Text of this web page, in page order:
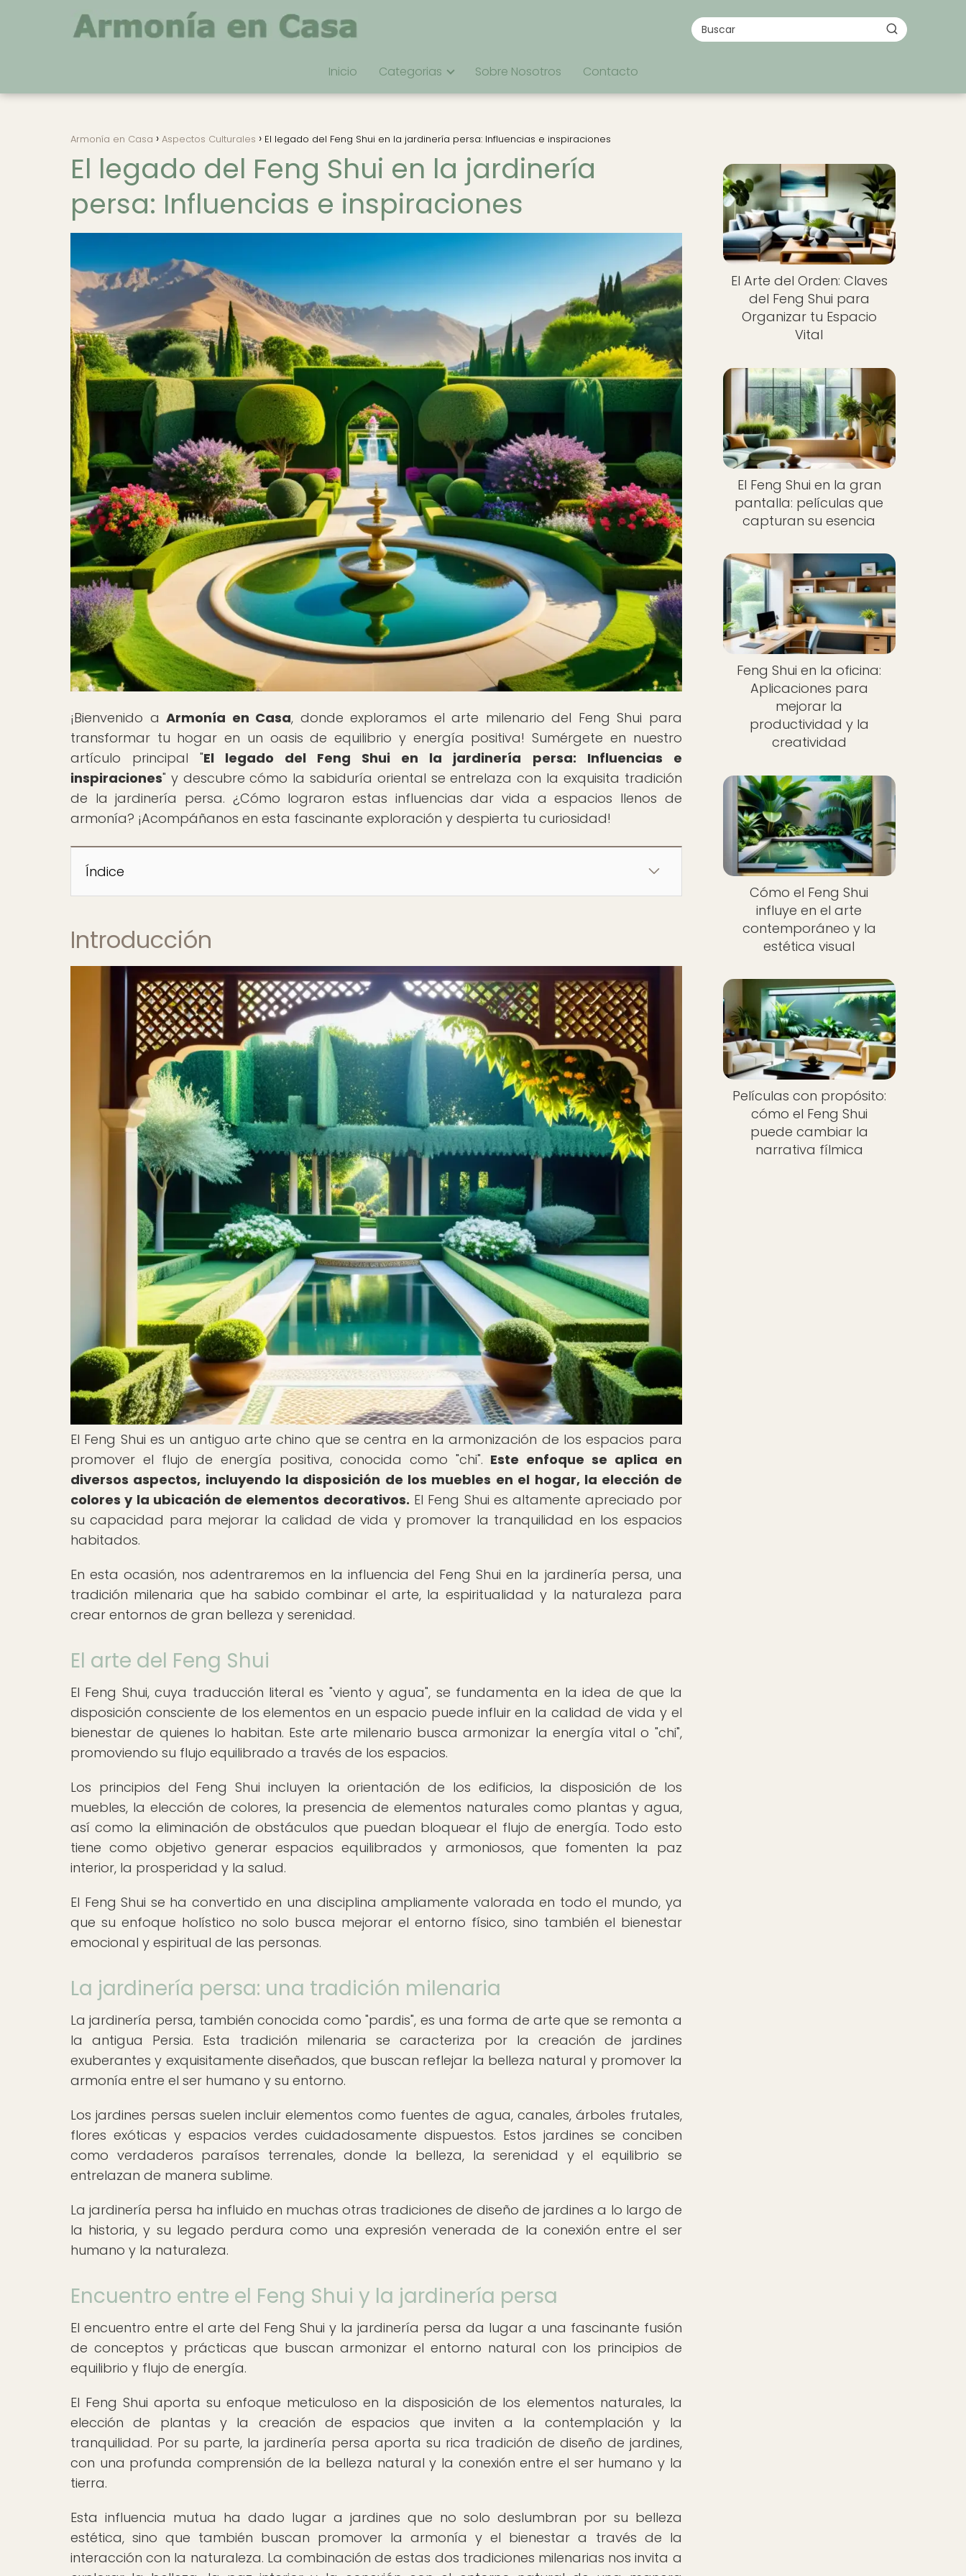
Inicio Categorias Sobre Nosotros Contacto
Armonía en Casa Aspectos Culturales El legado del Feng Shui en la jardinería persa: Influencias e inspiraciones
El legado del Feng Shui en la jardinería
persa: Influencias e inspiraciones
¡Bienvenido aArmonía en Casa, donde exploramos el arte milenario del Feng Shui para
transformar tu hogar en un oasis de equilibrio y energía positiva! Sumérgete en nuestro
artículo principal "El legado del Feng Shui en la jardinería persa: Influencias e
inspiraciones" y descubre cómo la sabiduría oriental se entrelaza con la exquisita tradición
de la jardinería persa. ¿Cómo lograron estas influencias dar vida a espacios llenos de
armonía? ¡Acompáñanos en esta fascinante exploración y despierta tu curiosidad!
Índice
Introducción
El Feng Shui es un antiguo arte chino que se centra en la armonización de los espacios para
promover el flujo de energía positiva, conocida como "chi". Este enfoque se aplica en
diversos aspectos, incluyendo la disposición de los muebles en el hogar, la elección de
colores y la ubicación de elementos decorativos. El Feng Shui es altamente apreciado por
su capacidad para mejorar la calidad de vida y promover la tranquilidad en los espacios
habitados.
En esta ocasión, nos adentraremos en la influencia del Feng Shui en la jardinería persa, una
tradición milenaria que ha sabido combinar el arte, la espiritualidad y la naturaleza para
crear entornos de gran belleza y serenidad.
El arte del Feng Shui
El Feng Shui, cuya traducción literal es "viento y agua", se fundamenta en la idea de que la
disposición consciente de los elementos en un espacio puede influir en la calidad de vida y el
bienestar de quienes lo habitan. Este arte milenario busca armonizar la energía vital o "chi",
promoviendo su flujo equilibrado a través de los espacios.
Los principios del Feng Shui incluyen la orientación de los edificios, la disposición de los
muebles, la elección de colores, la presencia de elementos naturales como plantas y agua,
así como la eliminación de obstáculos que puedan bloquear el flujo de energía. Todo esto
tiene como objetivo generar espacios equilibrados y armoniosos, que fomenten la paz
interior, la prosperidad y la salud.
El Feng Shui se ha convertido en una disciplina ampliamente valorada en todo el mundo, ya
que su enfoque holístico no solo busca mejorar el entorno físico, sino también el bienestar
emocional y espiritual de las personas.
La jardinería persa: una tradición milenaria
La jardinería persa, también conocida como "pardis", es una forma de arte que se remonta a
la antigua Persia. Esta tradición milenaria se caracteriza por la creación de jardines
exuberantes y exquisitamente diseñados, que buscan reflejar la belleza natural y promover la
armonía entre el ser humano y su entorno.
Los jardines persas suelen incluir elementos como fuentes de agua, canales, árboles frutales,
flores exóticas y espacios verdes cuidadosamente dispuestos. Estos jardines se conciben
como verdaderos paraísos terrenales, donde la belleza, la serenidad y el equilibrio se
entrelazan de manera sublime.
La jardinería persa ha influido en muchas otras tradiciones de diseño de jardines a lo largo de
la historia, y su legado perdura como una expresión venerada de la conexión entre el ser
humano y la naturaleza.
Encuentro entre el Feng Shui y la jardinería persa
El encuentro entre el arte del Feng Shui y la jardinería persa da lugar a una fascinante fusión
de conceptos y prácticas que buscan armonizar el entorno natural con los principios de
equilibrio y flujo de energía.
El Feng Shui aporta su enfoque meticuloso en la disposición de los elementos naturales, la
elección de plantas y la creación de espacios que inviten a la contemplación y la
tranquilidad. Por su parte, la jardinería persa aporta su rica tradición de diseño de jardines,
con una profunda comprensión de la belleza natural y la conexión entre el ser humano y la
tierra.
Esta influencia mutua ha dado lugar a jardines que no solo deslumbran por su belleza
estética, sino que también buscan promover la armonía y el bienestar a través de la
interacción con la naturaleza. La combinación de estas dos tradiciones milenarias nos invita a
El Arte del Orden: Claves
del Feng Shui para
Organizar tu Espacio
Vital
El Feng Shui en la gran
pantalla: películas que
capturan su esencia
Feng Shui en la oficina:
Aplicaciones para
mejorar la
productividad y la
creatividad
Cómo el Feng Shui
influye en el arte
contemporáneo y la
estética visual
Películas con propósito:
cómo el Feng Shui
puede cambiar la
narrativa fílmica